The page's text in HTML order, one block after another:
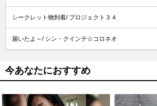
シークレット物到着/ プロジェクト３４
届いたよ～/ シン・クインテ☆コロネオ
今あなたにおすすめ